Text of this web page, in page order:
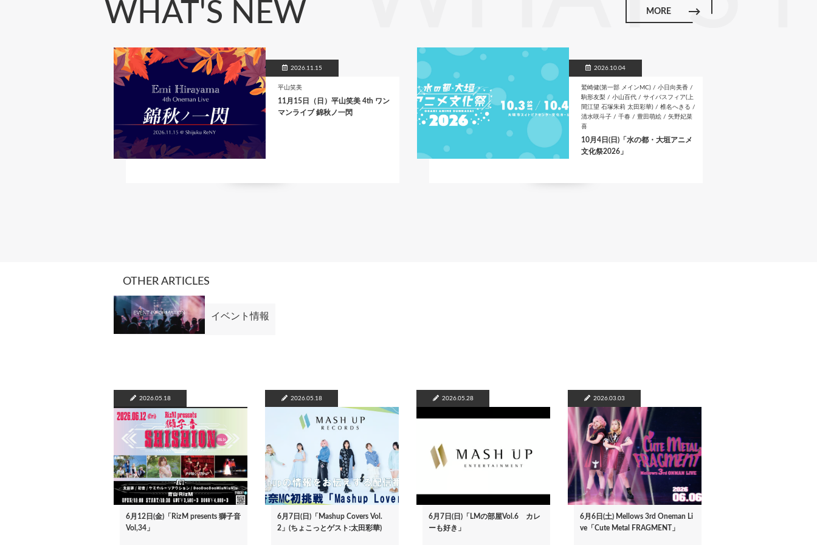
WHAT'S NEW MORE
2026.11.15
平山笑美
11月15日（日）平山笑美 4th ワン
マンライブ 錦秋ノ一閃
2026.10.04
鷲崎健(第一部 メインMC) / 小日向美香 /
駒形友梨 / 小山百代 / サイバスフィア(上
間江望 石塚朱莉 太田彩華) / 椎名へきる /
清水咲斗子 / 千春 / 豊田萌絵 / 矢野妃菜
喜
10月4日(日)「水の都・大垣アニメ
文化祭2026」
OTHER ARTICLES
イベント情報
2026.05.18
6月12日(金)「RizM presents 獅子音
Vol,34」
2026.05.18
6月7日(日)「Mashup Covers Vol.
2」(ちょこっとゲスト:太田彩華)
2026.05.28
6月7日(日)「LMの部屋Vol.6 カレ
ーも好き」
2026.03.03
6月6日(土) Mellows 3rd Oneman Li
ve「Cute Metal FRAGMENT」